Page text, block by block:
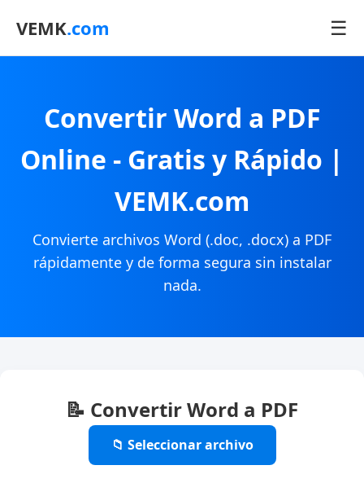
VEMK.com ☰
Convertir Word a PDF
Online - Gratis y Rápido |
VEMK.com
Convierte archivos Word (.doc, .docx) a PDF
rápidamente y de forma segura sin instalar
nada.
📝 Convertir Word a PDF
📁 Seleccionar archivo